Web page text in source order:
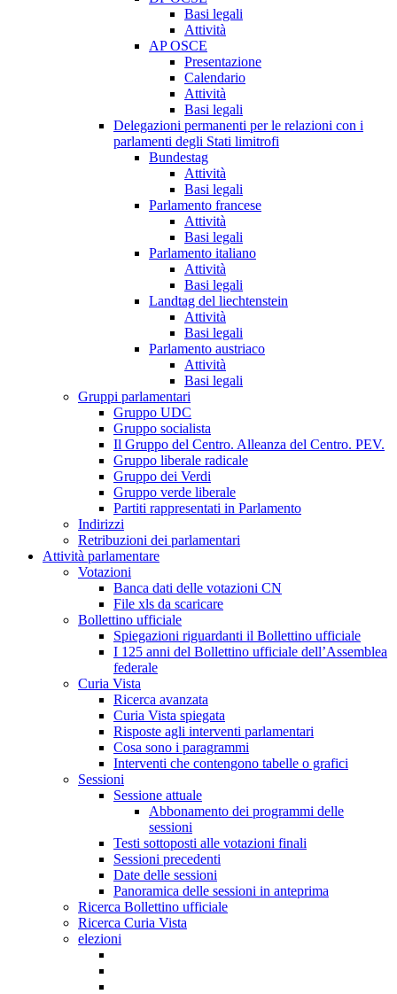
Basi legali
Attività
AP OSCE
Presentazione
Calendario
Attività
Basi legali
Delegazioni permanenti per le relazioni con i
parlamenti degli Stati limitrofi
Bundestag
Attività
Basi legali
Parlamento francese
Attività
Basi legali
Parlamento italiano
Attività
Basi legali
Landtag del liechtenstein
Attività
Basi legali
Parlamento austriaco
Attività
Basi legali
Gruppi parlamentari
Gruppo UDC
Gruppo socialista
Il Gruppo del Centro. Alleanza del Centro. PEV.
Gruppo liberale radicale
Gruppo dei Verdi
Gruppo verde liberale
Partiti rappresentati in Parlamento
Indirizzi
Retribuzioni dei parlamentari
Attività parlamentare
Votazioni
Banca dati delle votazioni CN
File xls da scaricare
Bollettino ufficiale
Spiegazioni riguardanti il Bollettino ufficiale
I 125 anni del Bollettino ufficiale dell’Assemblea
federale
Curia Vista
Ricerca avanzata
Curia Vista spiegata
Risposte agli interventi parlamentari
Cosa sono i paragrammi
Interventi che contengono tabelle o grafici
Sessioni
Sessione attuale
Abbonamento dei programmi delle
sessioni
Testi sottoposti alle votazioni finali
Sessioni precedenti
Date delle sessioni
Panoramica delle sessioni in anteprima
Ricerca Bollettino ufficiale
Ricerca Curia Vista
elezioni